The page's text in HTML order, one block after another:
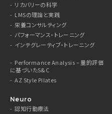
リカバリーの科学
LMSの理論と実践
栄養コンサルティング
パフォーマンス・トレーニング
インテグレーティブ・トレーニング
Performance Analysis – 量的評価
に基づいたS&C
AZ Style Pilates
Neuro
認知行動療法